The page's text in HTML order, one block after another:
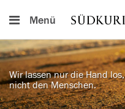
Menü
Wir lassen nur die Hand los,
nicht den Menschen.